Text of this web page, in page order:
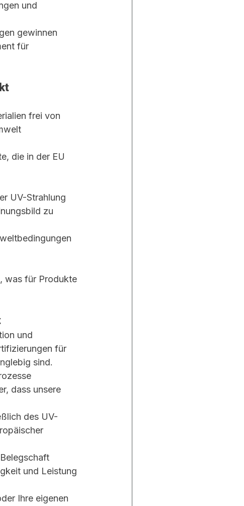
und
gewinnen
für
frei von
die in der EU
UV-Strahlung
zu
was für Produkte
und
für
sind.
dass unsere
des UV-
und Leistung
Ihre eigenen